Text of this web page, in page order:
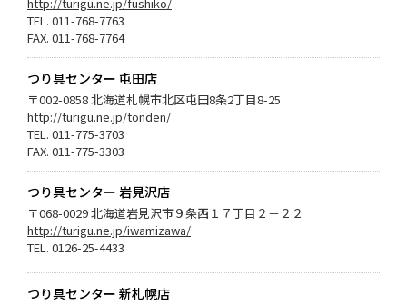
TEL. 011-768-7763
FAX. 011-768-7764
つり具センター 屯田店
〒002-0858 北海道札幌市北区屯田8条2丁目8-25
http://turigu.ne.jp/tonden/
TEL. 011-775-3703
FAX. 011-775-3303
つり具センター 岩見沢店
〒068-0029 北海道岩見沢市９条西１７丁目２－２２
http://turigu.ne.jp/iwamizawa/
TEL. 0126-25-4433
つり具センター 新札幌店